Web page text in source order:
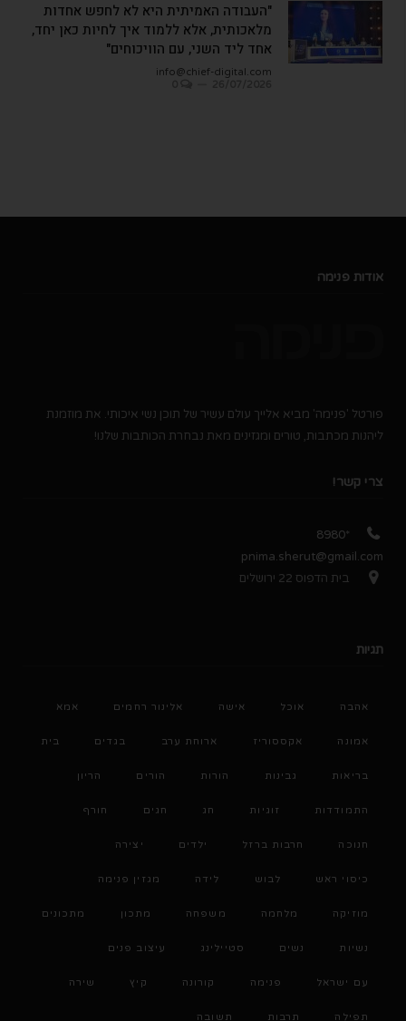
"העבודה האמיתית היא לא לחפש אחדות
מלאכותית, אלא ללמוד איך לחיות כאן יחד,
אחד ליד השני, עם הוויכוחים"
info@chief-digital.com
אודות פנימה
פורטל 'פנימה' מביא אלייך עולם עשיר של תוכן נשי איכותי. את מוזמנת
ליהנות מכתבות, טורים ומגזינים מאת נבחרת הכותבות שלנו!
צרי קשר!
*8980
pnima.sherut@gmail.com
בית הדפוס 22 ירושלים
תגיות
אהבה אוכל אישה אלינור רחמים אמא
אמונה אקססוריז ארוחת ערב בגדים בית
בריאות גבינות הורות הורים הריון
התמודדות זוגיות חג חגים חורף
חנוכה חרבות ברזל ילדים יצירה
כיסוי ראש לבוש לידה מגזין פנימה
מוזיקה מלחמה משפחה מתכון מתכונים
נשיות נשים סטיילינג עיצוב פנים
עם ישראל פנימה קורונה קיץ שירה
תפילה תרבות תשובה